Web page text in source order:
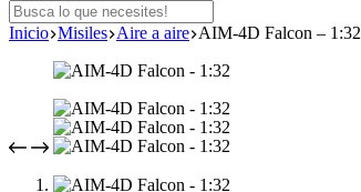
Inicio Misiles Aire a aire AIM-4D Falcon – 1:32